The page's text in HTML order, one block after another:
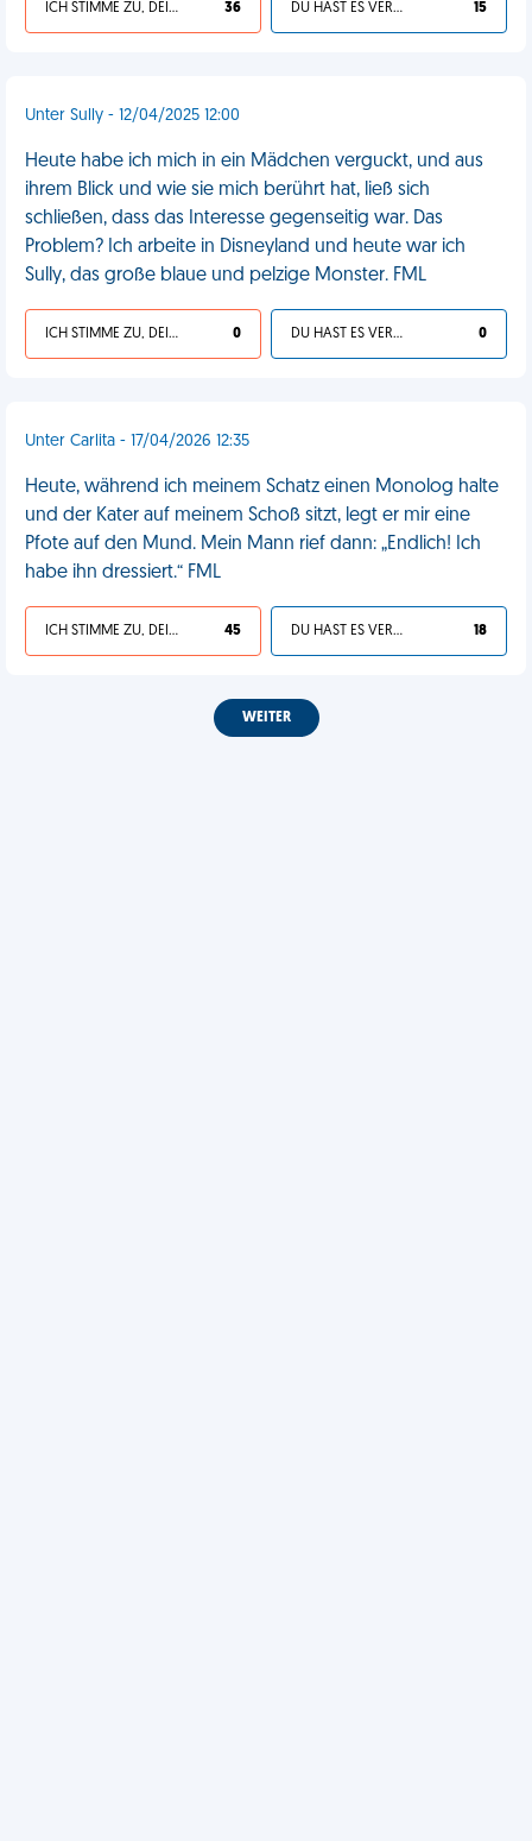
ICH STIMME ZU, DEIN LEBEN IST SCHEISSE 36 DU HAST ES VERDIENT 15
Unter Sully - 12/04/2025 12:00
Heute habe ich mich in ein Mädchen verguckt, und aus
ihrem Blick und wie sie mich berührt hat, ließ sich
schließen, dass das Interesse gegenseitig war. Das
Problem? Ich arbeite in Disneyland und heute war ich
Sully, das große blaue und pelzige Monster. FML
ICH STIMME ZU, DEIN LEBEN IST SCHEISSE 0 DU HAST ES VERDIENT 0
Unter Carlita - 17/04/2026 12:35
Heute, während ich meinem Schatz einen Monolog halte
und der Kater auf meinem Schoß sitzt, legt er mir eine
Pfote auf den Mund. Mein Mann rief dann: „Endlich! Ich
habe ihn dressiert.“ FML
ICH STIMME ZU, DEIN LEBEN IST SCHEISSE 45 DU HAST ES VERDIENT 18
WEITER